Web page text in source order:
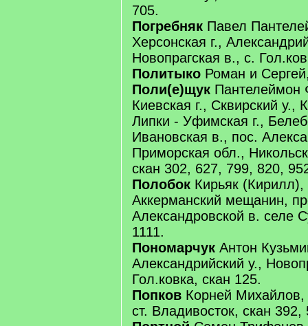
705.
Погребняк Павел
Херсонская г.,
Новопрагская в., с.
Политыко Роман и
Поли(е)щук Пантелеймон
Киевская г., Сквирский у.,
Липки - Уфимская г.,
Ивановская в., пос.
Приморская обл.,
скан 302, 627, 799, 820,
Полобок Кирьяк (Кирилл),
Аккерманский мещанин,
Александровской в. селе
1111.
Пономарчук Антон
Александрийский у.,
Гол.ковка, скан 125.
Попков Корней Михайлов,
ст. Владивосток, скан 392,